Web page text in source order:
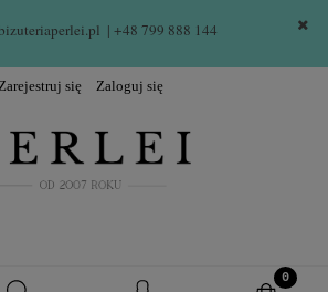
| +48 799 888 144
Zarejestruj się Zaloguj się